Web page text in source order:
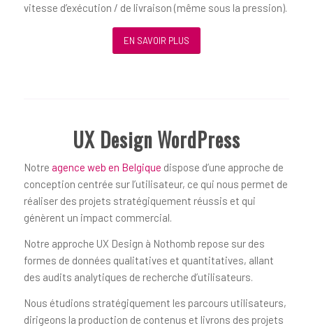
vitesse d’exécution / de livraison (même sous la pression).
EN SAVOIR PLUS
UX Design WordPress
Notre agence web en Belgique dispose d’une approche de
conception centrée sur l’utilisateur, ce qui nous permet de
réaliser des projets stratégiquement réussis et qui
génèrent un impact commercial.
Notre approche UX Design à Nothomb repose sur des
formes de données qualitatives et quantitatives, allant
des audits analytiques de recherche d’utilisateurs.
Nous étudions stratégiquement les parcours utilisateurs,
dirigeons la production de contenus et livrons des projets